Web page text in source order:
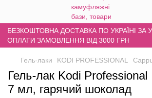
БЕЗКОШТОВНА ДОСТАВКА ПО УКРАЇНІ ЗА
ОПЛАТИ ЗАМОВЛЕННЯ ВІД 3000 ГРН
Гель-лаки KODI PROFESSIONAL
Гель-лак Kodi
7 мл, гарячий шоколад